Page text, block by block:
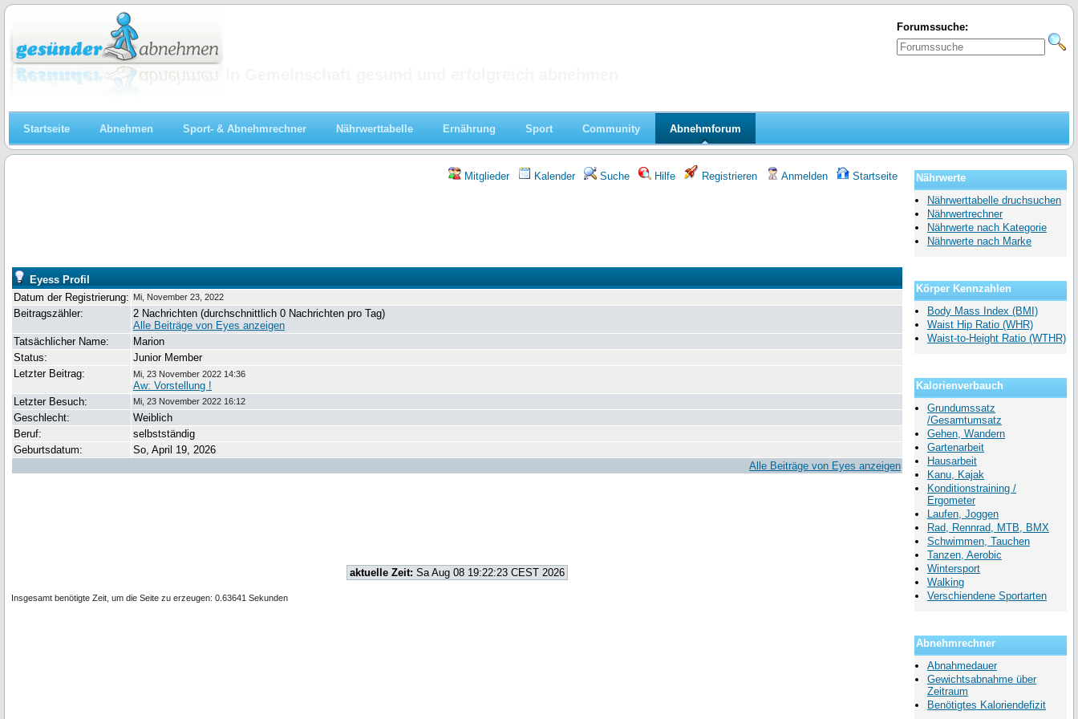
Forumssuche:
Startseite Abnehmen Sport- & Abnehmrechner Nährwerttabelle Ernährung Sport Community Abnehmforum
Mitglieder Kalender Suche Hilfe Registrieren Anmelden Startseite
Eyess Profil
Datum der Registrierung: Mi, November 23, 2022
Beitragszähler:
2 Nachrichten (durchschnittlich 0 Nachrichten pro Tag)
Alle Beiträge von Eyes anzeigen
Tatsächlicher Name:
Marion
Status:
Junior Member
Letzter Beitrag:
Mi, 23 November 2022 14:36
Aw: Vorstellung !
Letzter Besuch:
Mi, 23 November 2022 16:12
Geschlecht:
Weiblich
Beruf:
selbstständig
Geburtsdatum:
So, April 19, 2026
Alle Beiträge von Eyes anzeigen
aktuelle Zeit: Sa Aug 08 19:22:23 CEST 2026
Insgesamt benötigte Zeit, um die Seite zu erzeugen: 0.63641 Sekunden
Nährwerte
Nährwerttabelle druchsuchen
Nährwertrechner
Nährwerte nach Kategorie
Nährwerte nach Marke
Körper Kennzahlen
Body Mass Index (BMI)
Waist Hip Ratio (WHR)
Waist-to-Height Ratio (WTHR)
Kalorienverbauch
Grundumssatz
/Gesamtumsatz
Gehen, Wandern
Gartenarbeit
Hausarbeit
Kanu, Kajak
Konditionstraining /
Ergometer
Laufen, Joggen
Rad, Rennrad, MTB, BMX
Schwimmen, Tauchen
Tanzen, Aerobic
Wintersport
Walking
Verschiendene Sportarten
Abnehmrechner
Abnahmedauer
Gewichtsabnahme über
Zeitraum
Benötigtes Kaloriendefizit